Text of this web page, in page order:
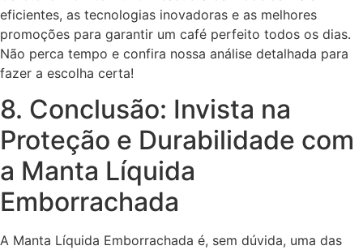
eficientes, as tecnologias inovadoras e as melhores
promoções para garantir um café perfeito todos os dias.
Não perca tempo e confira nossa análise detalhada para
fazer a escolha certa!
8. Conclusão: Invista na
Proteção e Durabilidade com
a Manta Líquida
Emborrachada
A Manta Líquida Emborrachada é, sem dúvida, uma das